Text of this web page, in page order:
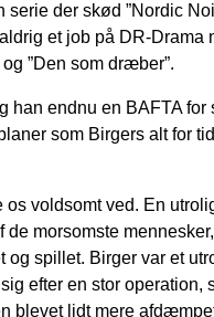
der skød ”Nordic
et job på DR-
”Den som dræber”.
han endnu en BAFTA
som Birgers alt for
voldsomt ved. En
morsomste
spillet. Birger var et
efter en stor operation,
blevet lidt mere